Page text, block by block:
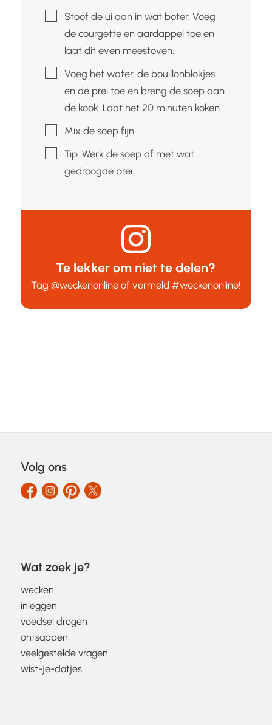
▢Stoof de ui aan in wat boter. Voeg
de courgette en aardappel toe en
laat dit even meestoven.
▢Voeg het water, de bouillonblokjes
en de prei toe en breng de soep aan
de kook. Laat het 20 minuten koken.
▢Mix de soep fijn.
▢
Tip: Werk de soep af met wat
gedroogde prei.
Te lekker om niet te delen?
Tag@weckenonline of vermeld#weckenonline!
Volg ons
Wat zoek je?
wecken
inleggen
voedsel drogen
ontsappen
veelgestelde vragen
wist-je-datjes